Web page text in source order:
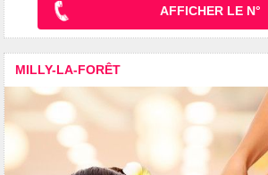
AFFICHER LE N°
MILLY-LA-FORÊT